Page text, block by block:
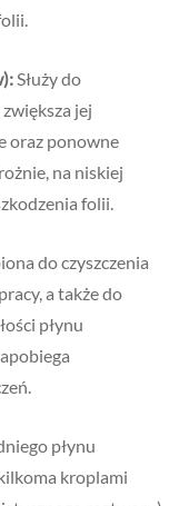
Służy do
jej
oraz ponowne
na niskiej
folii.
do czyszczenia
a także do
płynu
płynu
kroplami